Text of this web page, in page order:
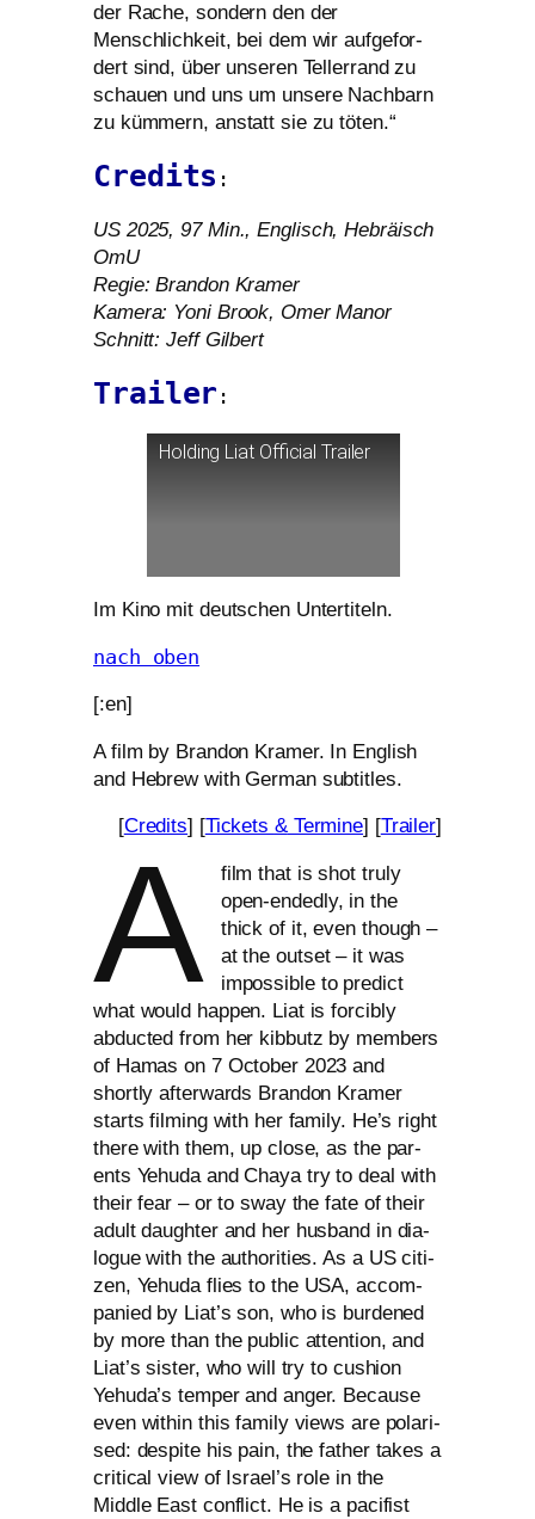
der Rache, son­dern den der
Menschlichkeit, bei dem wir auf­ge­for­
dert sind, über unse­ren Tellerrand zu
schau­en und uns um unse­re Nachbarn
zu küm­mern, anstatt sie zu töten.“
Credits :
US2025, 97 Min., Englisch, Hebräisch
OmU
Regie: Brandon Kramer
Kamera: Yoni Brook, Omer Manor
Schnitt: Jeff Gilbert
Trailer :
Holding Liat Official Trailer
Im Kino mit deut­schen Untertiteln.
nach oben
[:en]
A film by Brandon Kramer. In English
and Hebrew with German subtitles.
[Credits] [Tickets &Termine] [Trailer]
A
film that is shot tru­ly
open-endedly, in the
thick of it, even though –
at the out­set – it was
impos­si­ble to pre­dict
what would hap­pen. Liat is for­ci­b­ly
abduc­ted from her kib­butz by mem­bers
of Hamas on 7 October 2023 and
short­ly after­wards Brandon Kramer
starts film­ing with her fami­ly. He’s right
the­re with them, up clo­se, as the par­
ents Yehuda and Chaya try to deal with
their fear – or to sway the fate of their
adult daugh­ter and her hus­band in dia­
lo­gue with the aut­ho­ri­ties. As a USciti­
zen, Yehuda flies to the USA, accom­
pa­nied by Liat’s son, who is bur­den­ed
by more than the public atten­ti­on, and
Liat’s sis­ter, who will try to cushion
Yehuda’s tem­per and anger. Because
even within this fami­ly views are pola­ri­
sed: despi­te his pain, the father takes a
cri­ti­cal view of Israel’s role in the
Middle East con­flict. He is a paci­fist